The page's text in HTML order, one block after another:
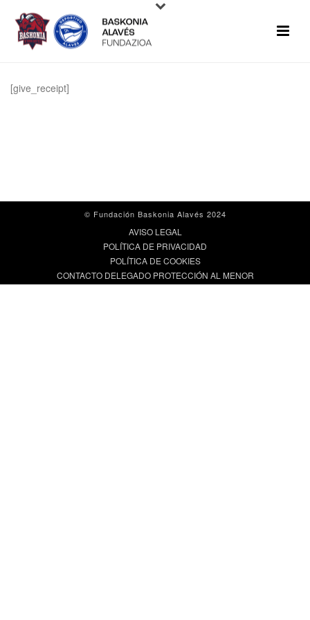
[give_receipt]
© Fundación Baskonia Alavés 2024
AVISO LEGAL
POLÍTICA DE PRIVACIDAD
POLÍTICA DE COOKIES
CONTACTO DELEGADO PROTECCIÓN AL MENOR